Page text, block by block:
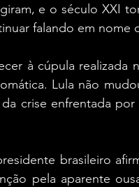
e o século XXI
falando em nome
à cúpula realizada
Lula não
crise enfrentada
brasileiro
pela aparente